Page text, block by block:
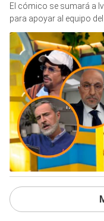
El cómico se sumará a
para apoyar al equipo